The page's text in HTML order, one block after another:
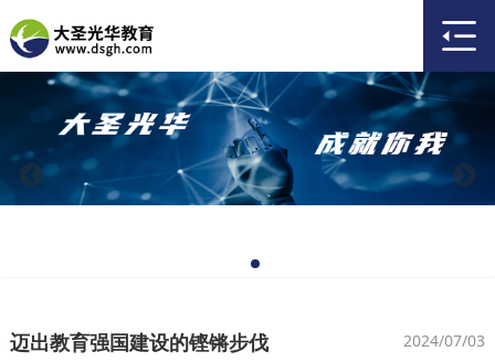
迈出教育强国建设的铿锵步伐 2024/07/03